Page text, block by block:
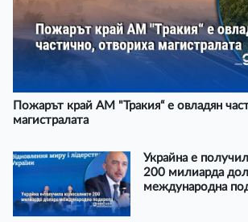
Пожарът край АМ "Тракия“ е овладян
магистралата
Украйна е
200 милиарда
международна